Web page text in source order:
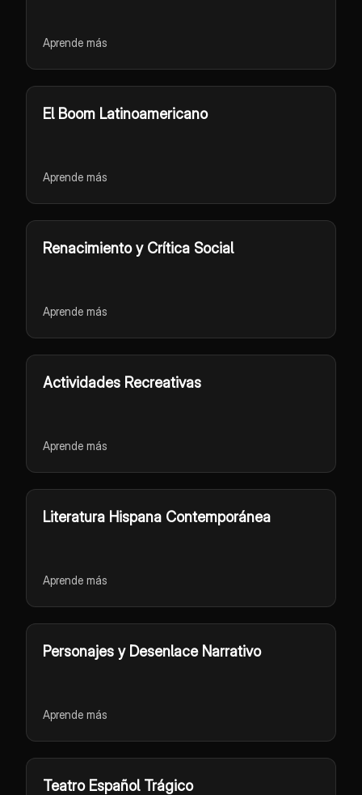
Aprende más
El Boom Latinoamericano
Aprende más
Renacimiento y Crítica Social
Aprende más
Actividades Recreativas
Aprende más
Literatura Hispana Contemporánea
Aprende más
Personajes y Desenlace Narrativo
Aprende más
Teatro Español Trágico